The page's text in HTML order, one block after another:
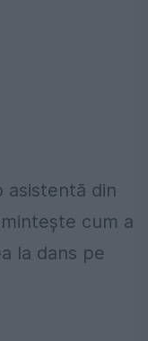
asistentă din
cum a
la dans pe